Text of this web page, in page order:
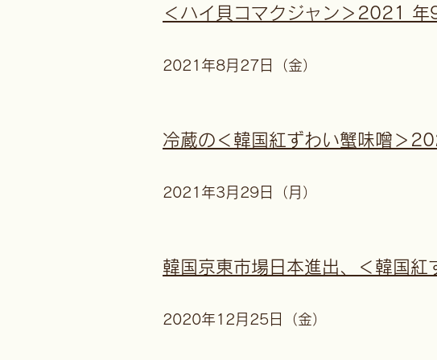
＜ハイ貝コマクジャン＞2021
2021年8月27日（金）
冷蔵の＜韓国紅ずわい蟹味噌＞
2021年3月29日（月）
韓国京東市場日本進出、＜韓国
2020年12月25日（金）